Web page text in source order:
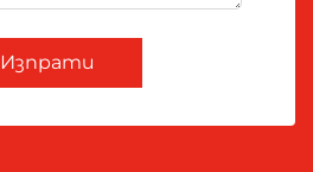
Изпрати